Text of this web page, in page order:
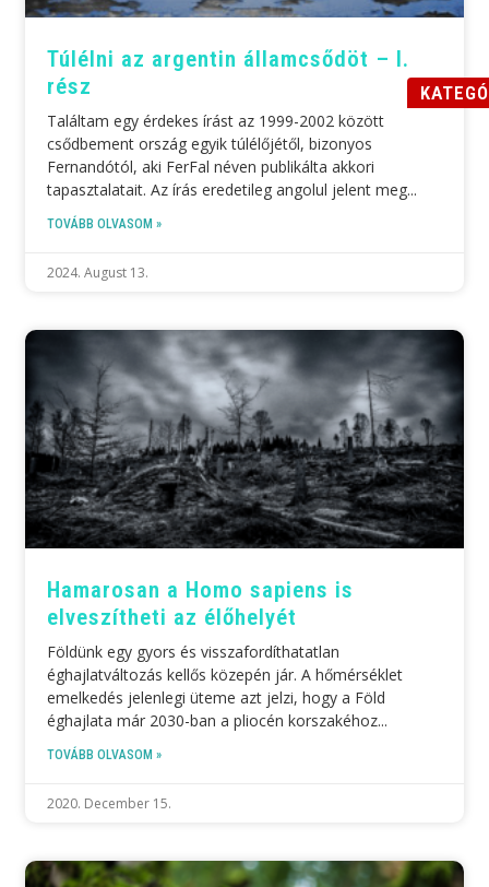
Túlélni az argentin államcsődöt – I.
rész
Találtam egy érdekes írást az 1999-2002 között
csődbement ország egyik túlélőjétől, bizonyos
Fernandótól, aki FerFal néven publikálta akkori
tapasztalatait. Az írás eredetileg angolul jelent meg
TOVÁBB OLVASOM »
2024. August 13.
Hamarosan a Homo sapiens is
elveszítheti az élőhelyét
Földünk egy gyors és visszafordíthatatlan
éghajlatváltozás kellős közepén jár. A hőmérséklet
emelkedés jelenlegi üteme azt jelzi, hogy a Föld
éghajlata már 2030-ban a pliocén korszakéhoz
TOVÁBB OLVASOM »
2020. December 15.